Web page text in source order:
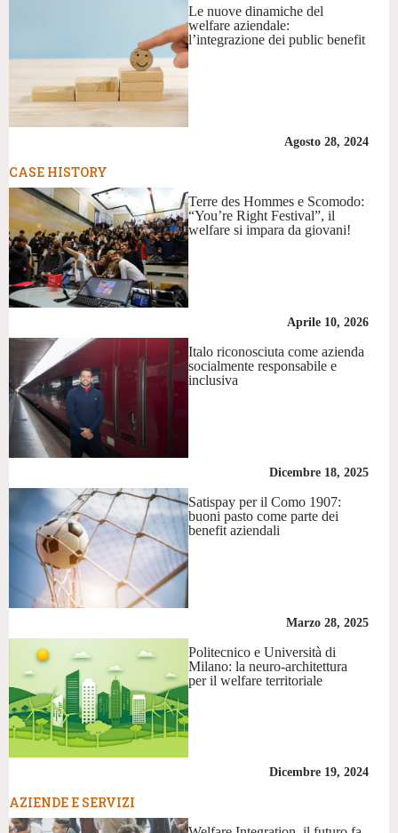
Le nuove dinamiche del
welfare aziendale:
l’integrazione dei public benefit
Agosto 28, 2024
CASE HISTORY
Terre des Hommes e Scomodo:
“You’re Right Festival”, il
welfare si impara da giovani!
Aprile 10, 2026
Italo riconosciuta come azienda
socialmente responsabile e
inclusiva
Dicembre 18, 2025
Satispay per il Como 1907:
buoni pasto come parte dei
benefit aziendali
Marzo 28, 2025
Politecnico e Università di
Milano: la neuro-architettura
per il welfare territoriale
Dicembre 19, 2024
AZIENDE E SERVIZI